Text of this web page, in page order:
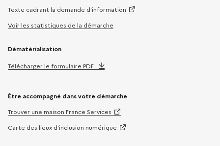
Texte cadrant la demande d’information
Voir les statistiques de la démarche
Dématérialisation
Télécharger le formulaire PDF
Être accompagné dans votre démarche
Trouver une maison France Services
Carte des lieux d’inclusion numérique